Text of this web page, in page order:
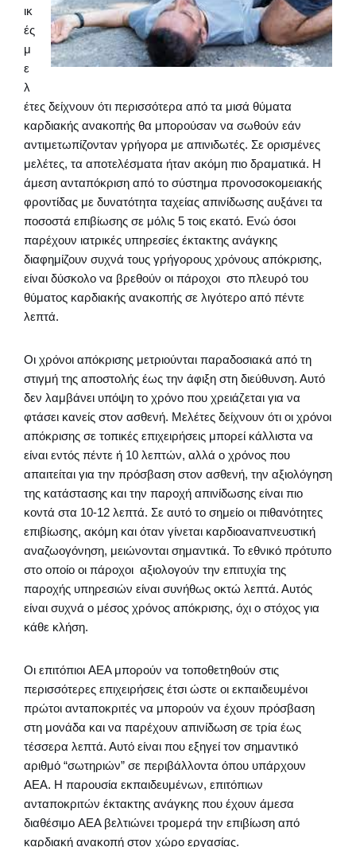
ικ
ές
μ
ε
λ
έτες δείχνουν ότι περισσότερα από τα μισά θύματα
καρδιακής ανακοπής θα μπορούσαν να σωθούν εάν
αντιμετωπίζονταν γρήγορα με απινιδωτές. Σε ορισμένες
μελέτες, τα αποτελέσματα ήταν ακόμη πιο δραματικά. Η
άμεση ανταπόκριση από το σύστημα προνοσοκομειακής
φροντίδας με δυνατότητα ταχείας απινίδωσης αυξάνει τα
ποσοστά επιβίωσης σε μόλις 5 τοις εκατό. Ενώ όσοι
παρέχουν ιατρικές υπηρεσίες έκτακτης ανάγκης
διαφημίζουν συχνά τους γρήγορους χρόνους απόκρισης,
είναι δύσκολο να βρεθούν οι πάροχοι στο πλευρό του
θύματος καρδιακής ανακοπής σε λιγότερο από πέντε
λεπτά.
Οι χρόνοι απόκρισης μετριούνται παραδοσιακά από τη
στιγμή της αποστολής έως την άφιξη στη διεύθυνση. Αυτό
δεν λαμβάνει υπόψη το χρόνο που χρειάζεται για να
φτάσει κανείς στον ασθενή. Μελέτες δείχνουν ότι οι χρόνοι
απόκρισης σε τοπικές επιχειρήσεις μπορεί κάλλιστα να
είναι εντός πέντε ή 10 λεπτών, αλλά ο χρόνος που
απαιτείται για την πρόσβαση στον ασθενή, την αξιολόγηση
της κατάστασης και την παροχή απινίδωσης είναι πιο
κοντά στα 10-12 λεπτά. Σε αυτό το σημείο οι πιθανότητες
επιβίωσης, ακόμη και όταν γίνεται καρδιοαναπνευστική
αναζωογόνηση, μειώνονται σημαντικά. Το εθνικό πρότυπο
στο οποίο οι πάροχοι αξιολογούν την επιτυχία της
παροχής υπηρεσιών είναι συνήθως οκτώ λεπτά. Αυτός
είναι συχνά ο μέσος χρόνος απόκρισης, όχι ο στόχος για
κάθε κλήση.
Οι επιτόπιοι AEΑ μπορούν να τοποθετηθούν στις
περισσότερες επιχειρήσεις έτσι ώστε οι εκπαιδευμένοι
πρώτοι ανταποκριτές να μπορούν να έχουν πρόσβαση
στη μονάδα και να παρέχουν απινίδωση σε τρία έως
τέσσερα λεπτά. Αυτό είναι που εξηγεί τον σημαντικό
αριθμό “σωτηριών” σε περιβάλλοντα όπου υπάρχουν
AEΑ. Η παρουσία εκπαιδευμένων, επιτόπιων
ανταποκριτών έκτακτης ανάγκης που έχουν άμεσα
διαθέσιμο AEΑ βελτιώνει τρομερά την επιβίωση από
καρδιακή ανακοπή στον χώρο εργασίας.